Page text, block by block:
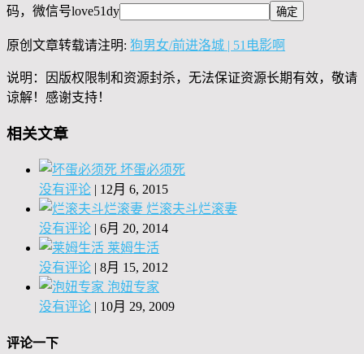
码，微信号love51dy
原创文章转载请注明: 狗男女/前进洛城 | 51电影啊
说明：因版权限制和资源封杀，无法保证资源长期有效，敬请
谅解！感谢支持！
相关文章
坏蛋必须死
没有评论 | 12月 6, 2015
烂滚夫斗烂滚妻
没有评论 | 6月 20, 2014
莱姆生活
没有评论 | 8月 15, 2012
泡妞专家
没有评论 | 10月 29, 2009
评论一下